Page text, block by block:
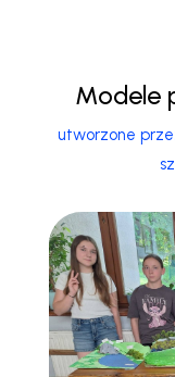
Modele
utworzone